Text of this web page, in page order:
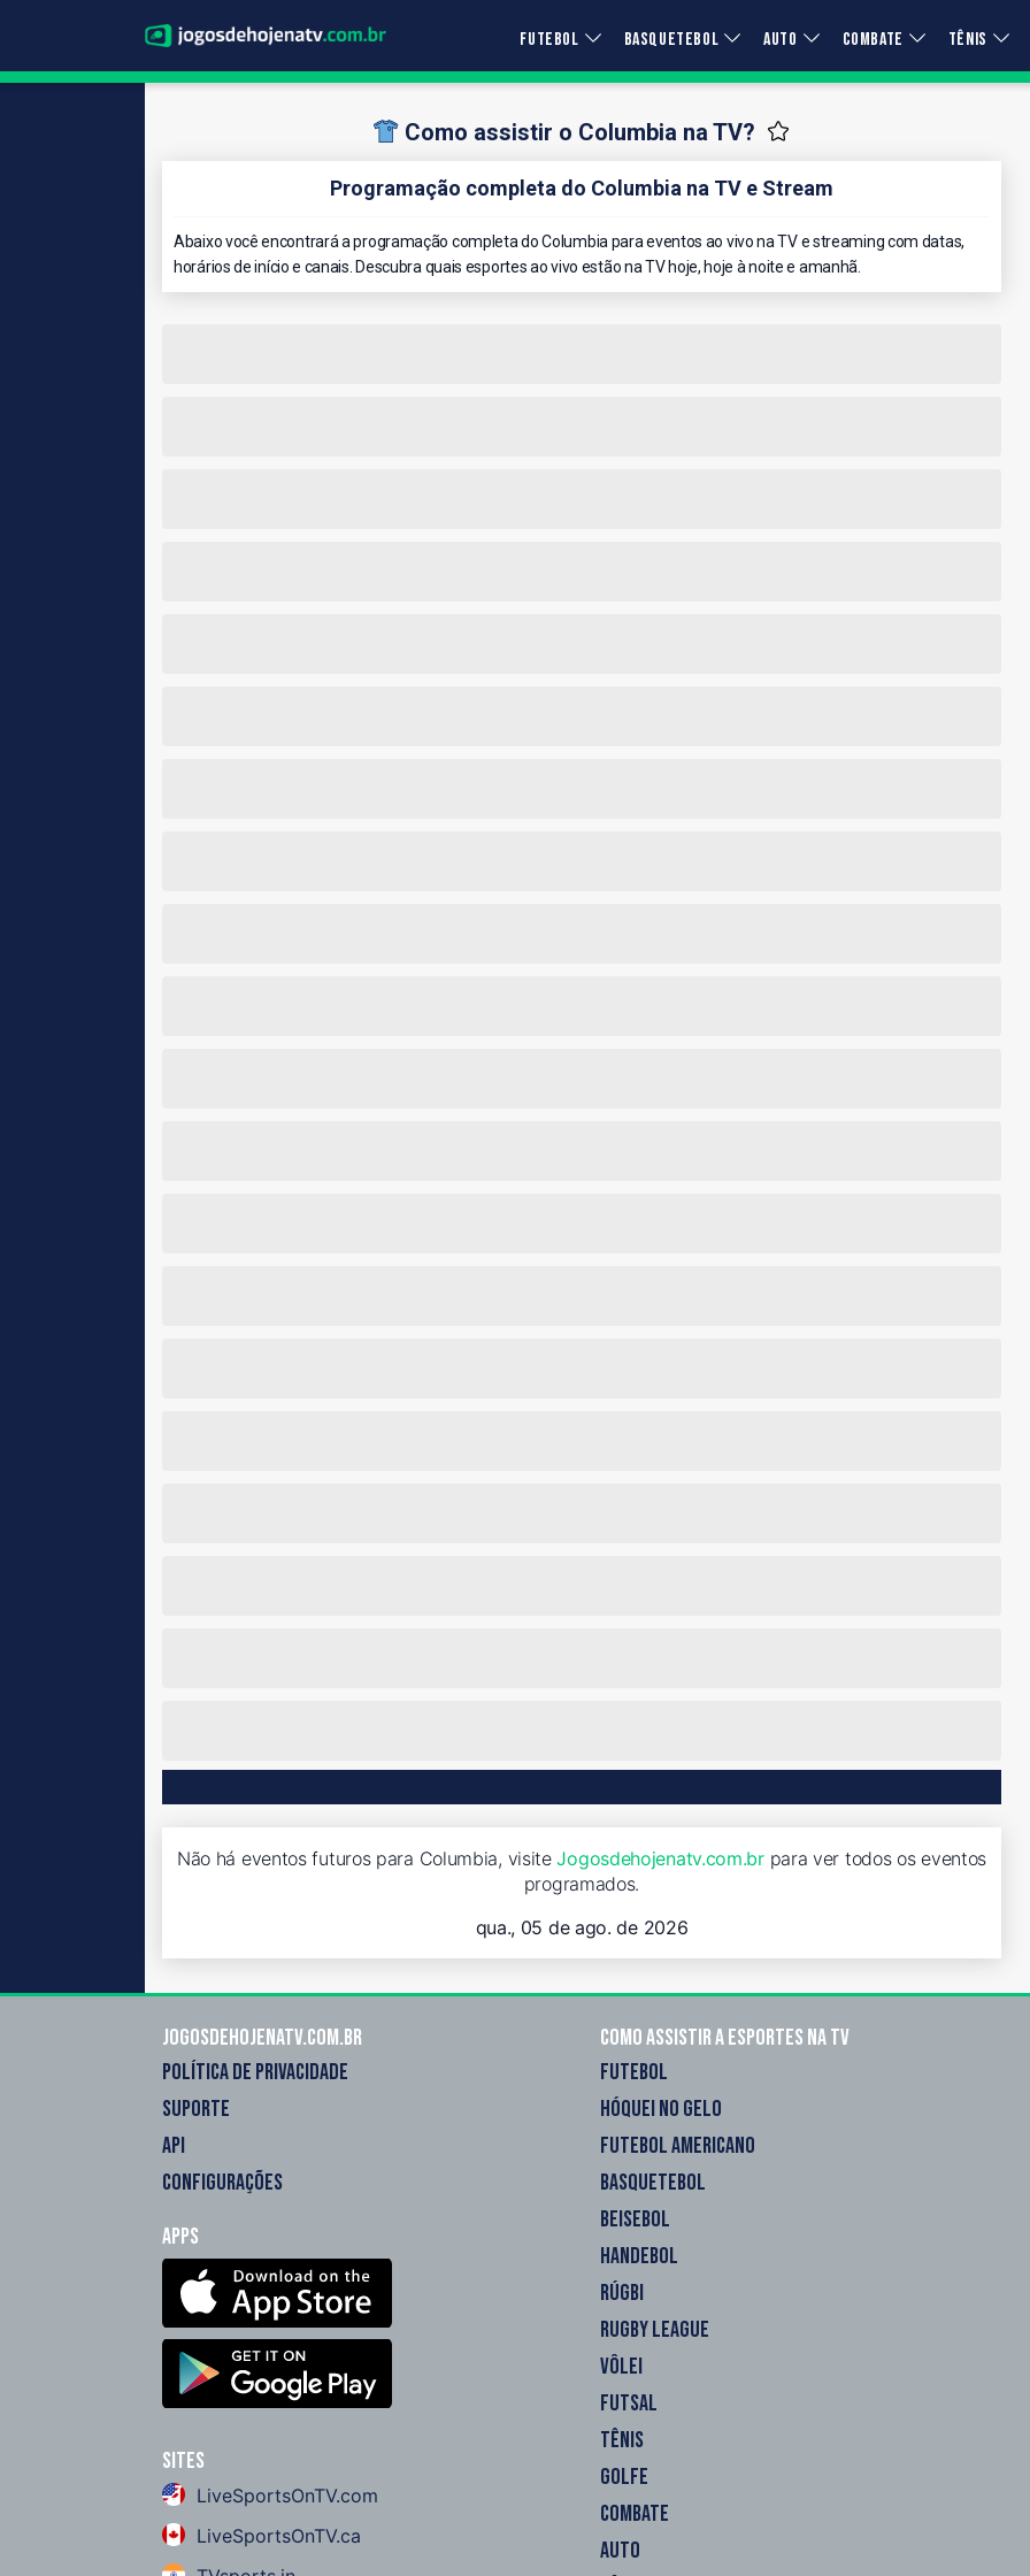
FUTEBOL BASQUETEBOL AUTO COMBATE TÊNIS
Como assistir o Columbia na TV?
Programação completa do Columbia na TV e Stream
Abaixo você encontrará a programação completa do Columbia para eventos ao vivo na TV e streaming com datas,
horários de início e canais. Descubra quais esportes ao vivo estão na TV hoje, hoje à noite e amanhã.
Não há eventos futuros para Columbia, visiteJogosdehojenatv.com.brpara ver todos os eventos
programados.
qua., 05 de ago. de 2026
Jogosdehojenatv.com.br
POLÍTICA DE PRIVACIDADE
SUPORTE
API
CONFIGURAÇÕES
Apps
Sites
LiveSportsOnTV.com
LiveSportsOnTV.ca
Como assistir a esportes na TV
FUTEBOL
HÓQUEI NO GELO
FUTEBOL AMERICANO
BASQUETEBOL
BEISEBOL
HANDEBOL
RÚGBI
RUGBY LEAGUE
VÔLEI
FUTSAL
TÊNIS
GOLFE
COMBATE
AUTO